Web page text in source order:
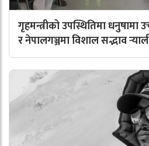
गृहमन्त्रीको उपस्थितिमा
र नेपालगञ्जमा विशाल सद्भाव